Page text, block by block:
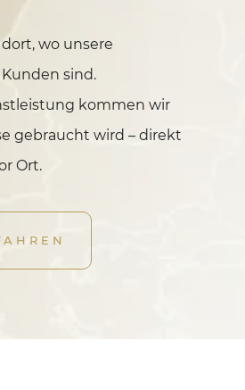
wo unsere
sind.
kommen wir
gebraucht wird – direkt
Ort.